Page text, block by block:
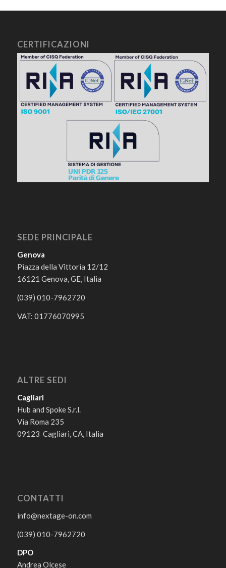
CERTIFICAZIONI
SEDE PRINCIPALE
Genova
Piazza della Vittoria 12/12
16121 Genova, GE, Italia
(039) 010-7962720
VAT: 01776070995
ALTRE SEDI
Cagliari
Hub and Spoke S.r.l.
Via Roma 235
09123 Cagliari, CA, Italia
CONTATTI
info@nextage-on.com
(039) 010-7962720
DPO
Andrea Olcese